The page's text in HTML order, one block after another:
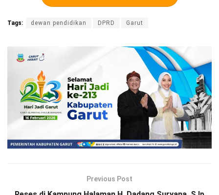
Tags: dewan pendidikan DPRD Garut
Previous Post